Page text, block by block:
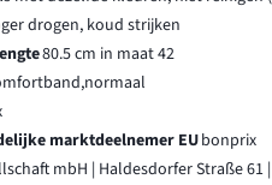
drogen, koud strijken
80.5 cm in maat 42
marktdeelnemer EUbonprix
mbH | Haldesdorfer Straße 61